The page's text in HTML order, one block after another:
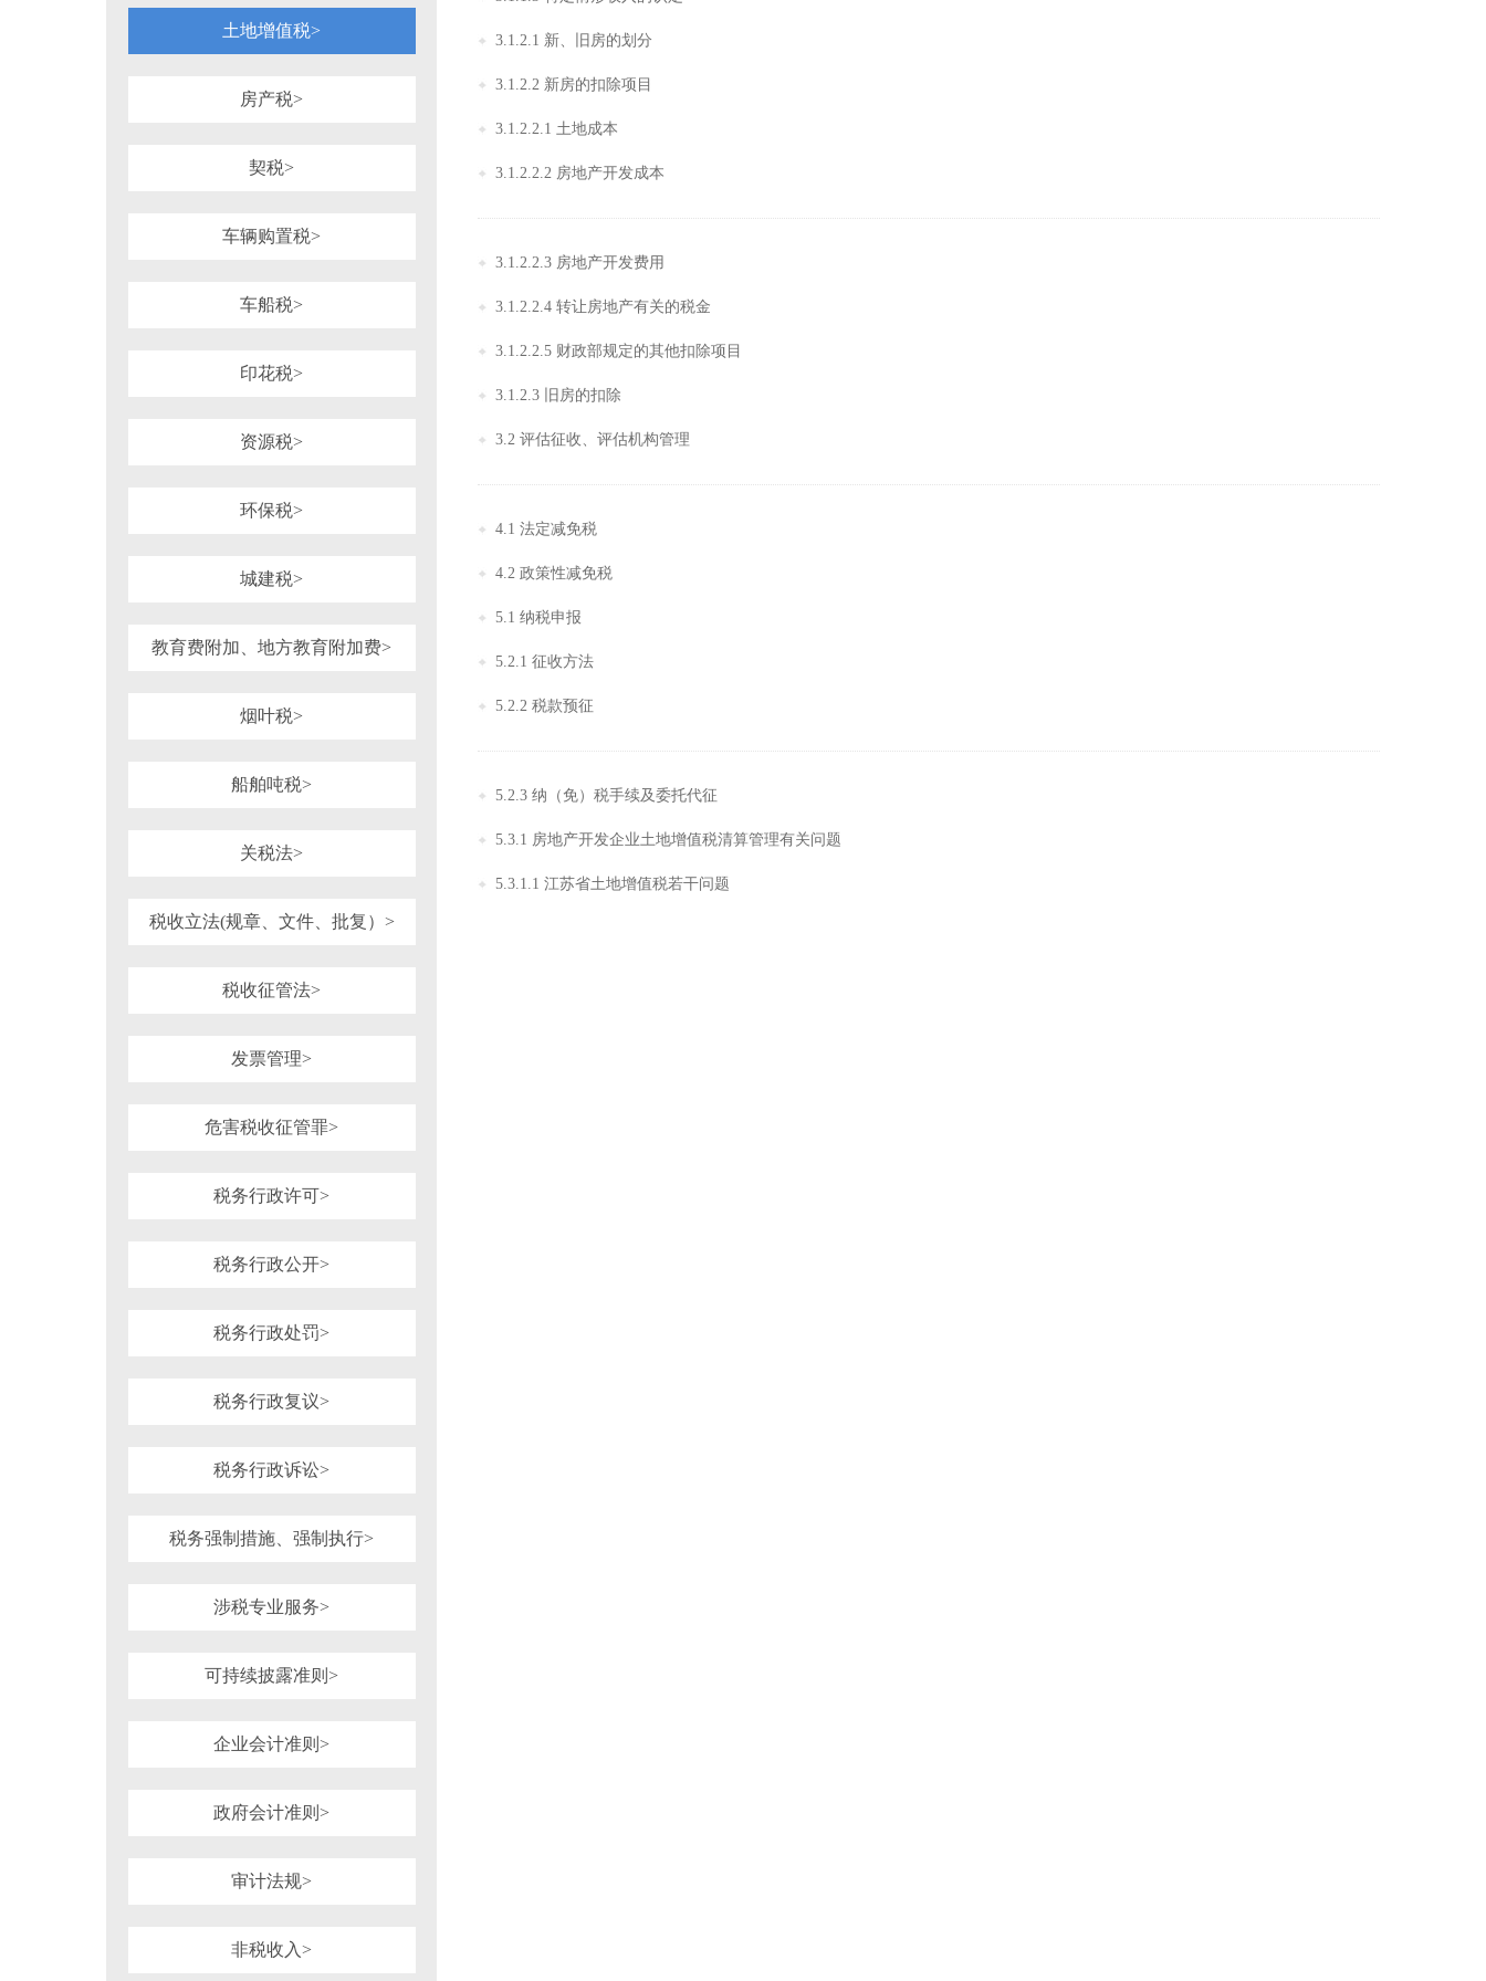
土地增值税>
房产税>
契税>
车辆购置税>
车船税>
印花税>
资源税>
环保税>
城建税>
教育费附加、地方教育附加费>
烟叶税>
船舶吨税>
关税法>
税收立法(规章、文件、批复）>
税收征管法>
发票管理>
危害税收征管罪>
税务行政许可>
税务行政公开>
税务行政处罚>
税务行政复议>
税务行政诉讼>
税务强制措施、强制执行>
涉税专业服务>
可持续披露准则>
企业会计准则>
政府会计准则>
审计法规>
非税收入>
3.1.2.1 新、旧房的划分
3.1.2.2 新房的扣除项目
3.1.2.2.1 土地成本
3.1.2.2.2 房地产开发成本
3.1.2.2.3 房地产开发费用
3.1.2.2.4 转让房地产有关的税金
3.1.2.2.5 财政部规定的其他扣除项目
3.1.2.3 旧房的扣除
3.2 评估征收、评估机构管理
4.1 法定减免税
4.2 政策性减免税
5.1 纳税申报
5.2.1 征收方法
5.2.2 税款预征
5.2.3 纳（免）税手续及委托代征
5.3.1 房地产开发企业土地增值税清算管理有关问题
5.3.1.1 江苏省土地增值税若干问题